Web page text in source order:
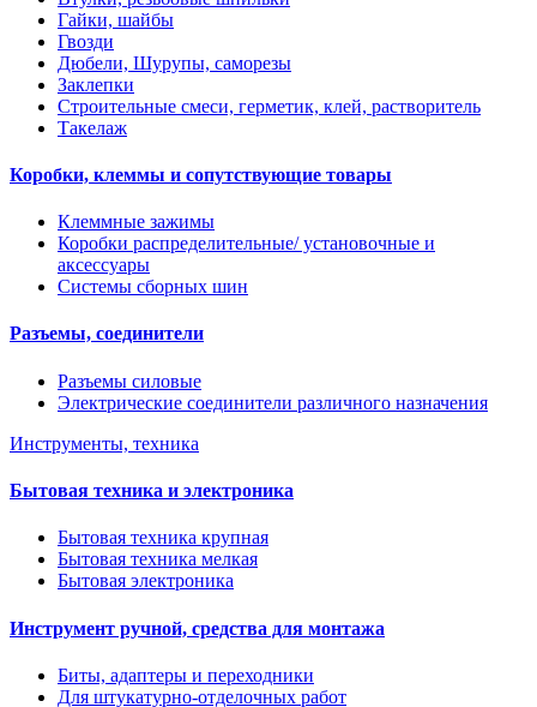
Гайки, шайбы
Гвозди
Дюбели, Шурупы, саморезы
Заклепки
Строительные смеси, герметик, клей, растворитель
Такелаж
Коробки, клеммы и сопутствующие товары
Клеммные зажимы
Коробки распределительные/ установочные и
аксессуары
Системы сборных шин
Разъемы, соединители
Разъемы силовые
Электрические соединители различного назначения
Инструменты, техника
Бытовая техника и электроника
Бытовая техника крупная
Бытовая техника мелкая
Бытовая электроника
Инструмент ручной, средства для монтажа
Биты, адаптеры и переходники
Для штукатурно-отделочных работ